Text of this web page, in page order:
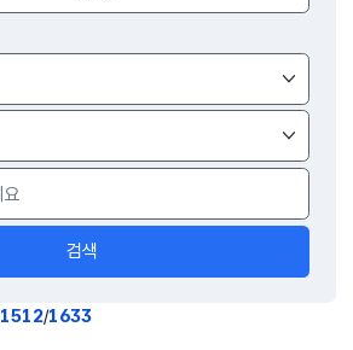
검색
1512/1633